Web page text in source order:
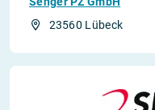
23560 Lübeck